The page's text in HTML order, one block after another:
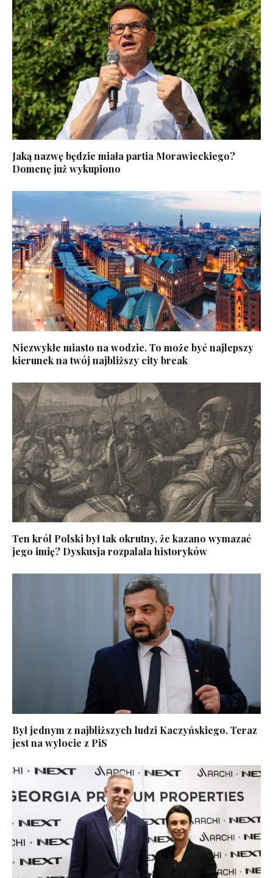
Jaką nazwę będzie miała partia Morawieckiego?
Domenę już wykupiono
Niezwykłe miasto na wodzie. To może być najlepszy
kierunek na twój najbliższy city break
Ten król Polski był tak okrutny, że kazano wymazać
jego imię? Dyskusja rozpalała historyków
Był jednym z najbliższych ludzi Kaczyńskiego. Teraz
jest na wylocie z PiS